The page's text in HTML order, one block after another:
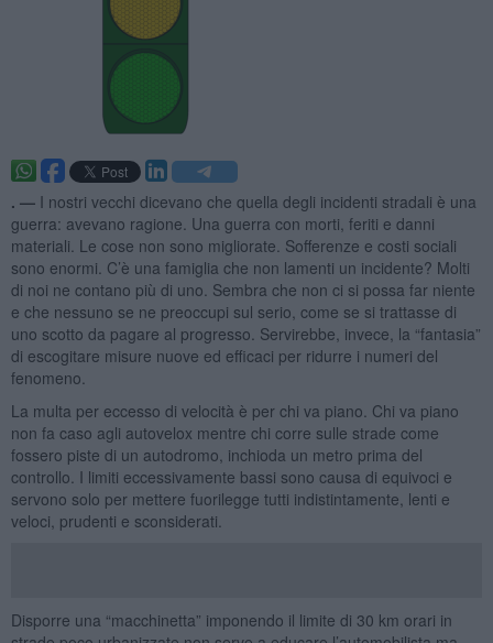
. — I nostri vecchi dicevano che quella degli incidenti stradali è una
guerra: avevano ragione. Una guerra con morti, feriti e danni
materiali. Le cose non sono migliorate. Sofferenze e costi sociali
sono enormi. C’è una famiglia che non lamenti un incidente? Molti
di noi ne contano più di uno. Sembra che non ci si possa far niente
e che nessuno se ne preoccupi sul serio, come se si trattasse di
uno scotto da pagare al progresso. Servirebbe, invece, la “fantasia”
di escogitare misure nuove ed efficaci per ridurre i numeri del
fenomeno.
La multa per eccesso di velocità è per chi va piano. Chi va piano
non fa caso agli autovelox mentre chi corre sulle strade come
fossero piste di un autodromo, inchioda un metro prima del
controllo. I limiti eccessivamente bassi sono causa di equivoci e
servono solo per mettere fuorilegge tutti indistintamente, lenti e
veloci, prudenti e sconsiderati.
Disporre una “macchinetta” imponendo il limite di 30 km orari in